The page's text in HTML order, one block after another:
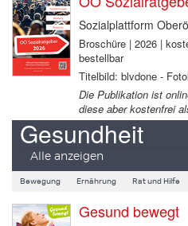
Sozialplattform
Broschüre | 2026 |
bestellbar
Titelbild: blvdone -
Die Publikation ist
diese aber kostenfrei
Gesundheit
Alle anzeigen
Bewegung Ernährung Rat und Hilfe
Gesund bewegt